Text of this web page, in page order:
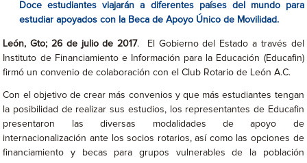
Doce estudiantes viajarán a diferentes países del mundo para
estudiar apoyados con la Beca de Apoyo Único de Movilidad.
León, Gto; 26 de julio de 2017. El Gobierno del Estado a través del
Instituto de Financiamiento e Información para la Educación (Educafin)
firmó un convenio de colaboración con el Club Rotario de León A.C.
Con el objetivo de crear más convenios y que más estudiantes tengan
la posibilidad de realizar sus estudios, los representantes de Educafin
presentaron las diversas modalidades de apoyo de
internacionalización ante los socios rotarios, así como las opciones de
financiamiento y becas para grupos vulnerables de la población